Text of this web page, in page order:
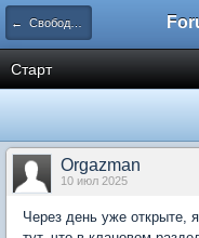
← Свободное общение / Free speak
Старт
Orgazman
10 июл 2025
Через день уже открыте,